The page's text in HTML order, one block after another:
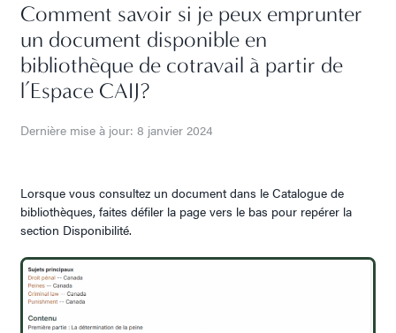
Comment savoir si je peux emprunter
un document disponible en
bibliothèque de cotravail à partir de
l’Espace CAIJ?
Dernière mise à jour: 8 janvier 2024
Lorsque vous consultez un document dans le Catalogue de
bibliothèques, faites défiler la page vers le bas pour repérer la
section Disponibilité.